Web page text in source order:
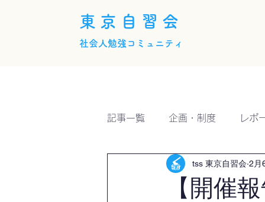
東京自習会
社会人勉強コミュニティ
記事一覧 企画・制度 レポ
【開催
tss 東京自習会 2月